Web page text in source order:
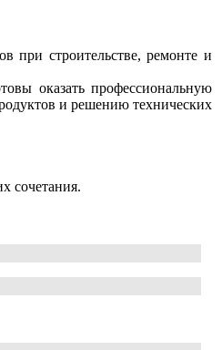
при строительстве, ремонте и
оказать профессиональную
и решению технических
сочетания.